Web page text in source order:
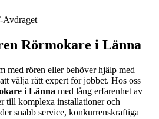
Avdraget
Rörmokare i Länna
med rören eller behöver hjälp med
välja rätt expert för jobbet. Hos oss
i Länna med lång erfarenhet av
till komplexa installationer och
snabb service, konkurrenskraftiga